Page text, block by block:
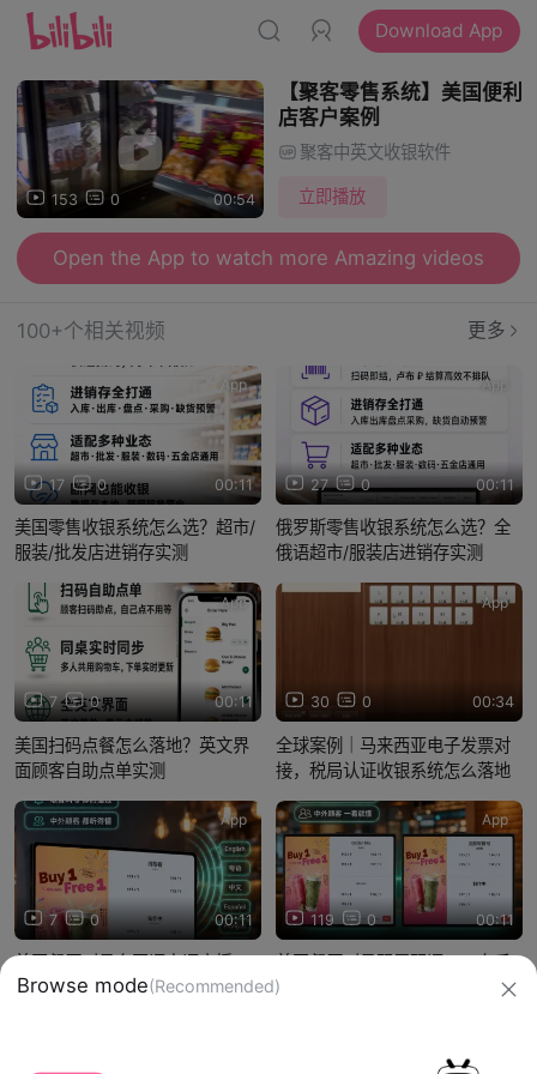
Download App
153 0 00:54
【聚客零售系统】美国便利
店客户案例
聚客中英文收银软件
立即播放
Open the App to watch more Amazing videos
100+个相关视频 更多
17 0 00:11
App
美国零售收银系统怎么选？超市/
服装/批发店进销存实测
27 0 00:11
App
俄罗斯零售收银系统怎么选？全
俄语超市/服装店进销存实测
7 0 00:11
App
美国扫码点餐怎么落地？英文界
面顾客自助点单实测
30 0 00:34
App
全球案例｜马来西亚电子发票对
接，税局认证收银系统怎么落地
7 0 00:11
App
美国餐厅叫号多国语言语音播
报：高峰不用喊号（功能讲解）
119 0 00:11
App
美国餐厅叫号双屏双语：一套系
统显示两国语言（功能讲解）